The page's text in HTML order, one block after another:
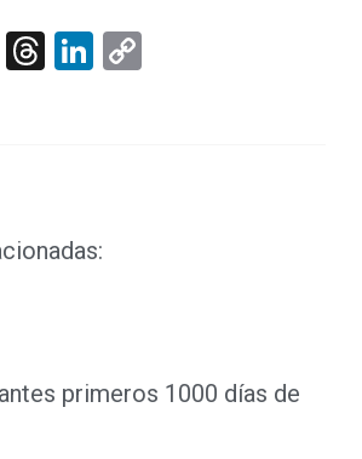
X Threads
LinkedIn
primeros 1000 días de